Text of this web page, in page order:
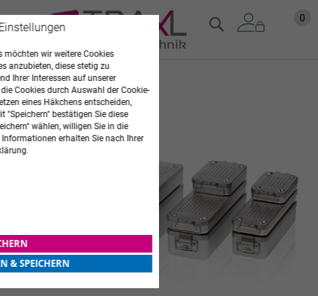
Zum
Inhalt
0
Suche
Zum
Ende
der
Bildgalerie
springen
möchten wir weitere Cookies
anzubieten, diese stetig zu
Ihrer Interessen auf unserer
Cookies durch Auswahl der Cookie-
eines Häkchens entscheiden,
"Speichern" bestätigen Sie diese
wählen, willigen Sie in die
erhalten Sie nach Ihrer
& SPEICHERN